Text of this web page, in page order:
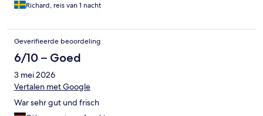
Richard, reis van 1 nacht
Geverifieerde beoordeling
6/10 – Goed
3 mei 2026
Vertalen met Google
War sehr gut und frisch